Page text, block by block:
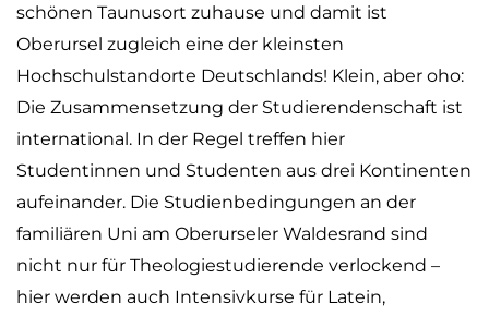
schönen Taunusort zuhause und damit ist
Oberursel zugleich eine der kleinsten
Hochschulstandorte Deutschlands! Klein, aber oho:
Die Zusammensetzung der Studierendenschaft ist
international. In der Regel treffen hier
Studentinnen und Studenten aus drei Kontinenten
aufeinander. Die Studienbedingungen an der
familiären Uni am Oberurseler Waldesrand sind
nicht nur für Theologiestudierende verlockend –
hier werden auch Intensivkurse für Latein,